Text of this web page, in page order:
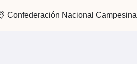
Confederación Nacional Campesina